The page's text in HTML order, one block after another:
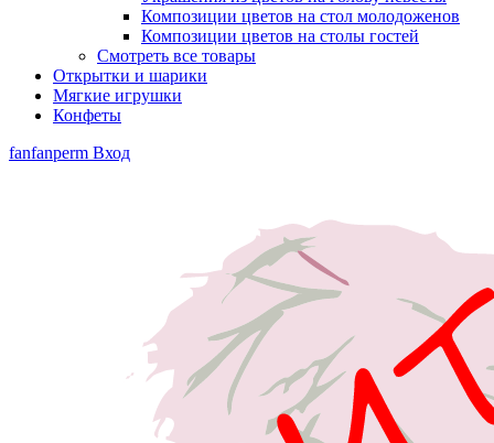
Композиции цветов на стол молодоженов
Композиции цветов на столы гостей
Смотреть все товары
Открытки и шарики
Мягкие игрушки
Конфеты
fanfanperm Вход